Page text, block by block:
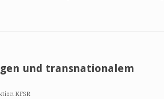
und transnationalem
KFSR